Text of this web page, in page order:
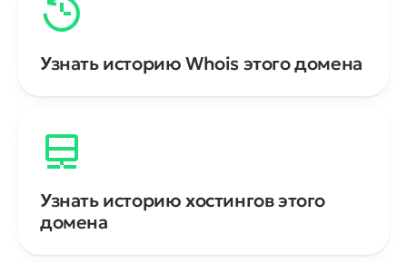
Узнать историю Whois этого домена
Узнать историю хостингов этого
домена